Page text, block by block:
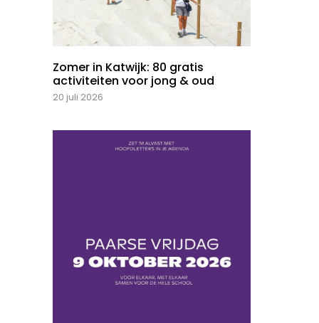
Zomer in Katwijk: 80 gratis
activiteiten voor jong & oud
20 juli 2026